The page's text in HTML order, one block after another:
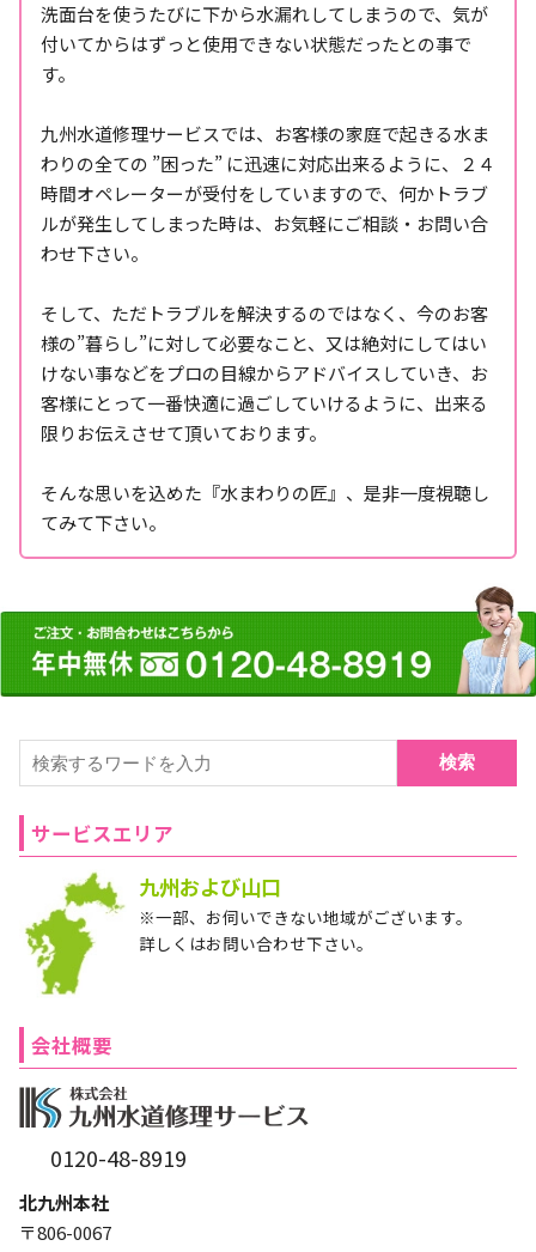
洗面台を使うたびに下から水漏れしてしまうので、気が
付いてからはずっと使用できない状態だったとの事で
す。
九州水道修理サービスでは、お客様の家庭で起きる水ま
わりの全ての ”困った” に迅速に対応出来るように、２４
時間オペレーターが受付をしていますので、何かトラブ
ルが発生してしまった時は、お気軽にご相談・お問い合
わせ下さい。
そして、ただトラブルを解決するのではなく、今のお客
様の”暮らし”に対して必要なこと、又は絶対にしてはい
けない事などをプロの目線からアドバイスしていき、お
客様にとって一番快適に過ごしていけるように、出来る
限りお伝えさせて頂いております。
そんな思いを込めた『水まわりの匠』、是非一度視聴し
てみて下さい。
検索
サービスエリア
九州および山口
※一部、お伺いできない地域がございます。
詳しくはお問い合わせ下さい。
会社概要
0120-48-8919
北九州本社
〒806-0067